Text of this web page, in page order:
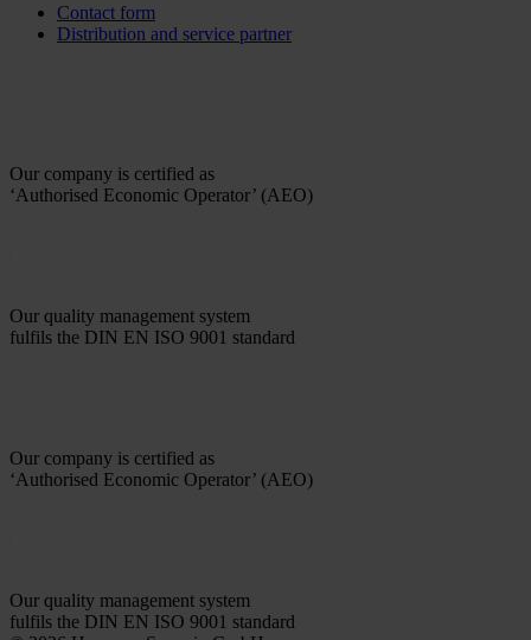
Contact form
Distribution and service partner
Our company is certified as
‘Authorised Economic Operator’ (AEO)
Our quality management system
fulfils the DIN EN ISO 9001 standard
Our company is certified as
‘Authorised Economic Operator’ (AEO)
Our quality management system
fulfils the DIN EN ISO 9001 standard